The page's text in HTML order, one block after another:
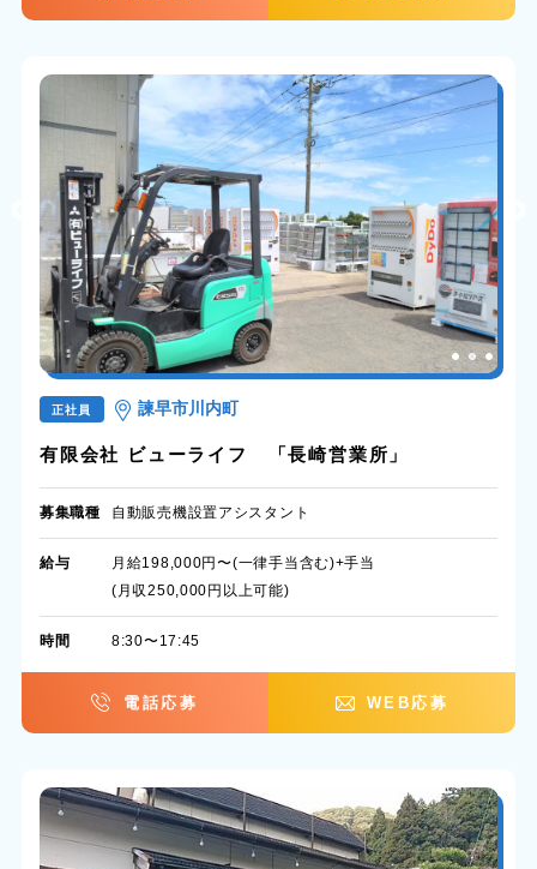
正社員 諫早市川内町
有限会社 ビューライフ 「長崎営業所」
募集職種 自動販売機設置アシスタント
給与
月給198,000円〜(一律手当含む)+手当
(月収250,000円以上可能)
時間 8:30〜17:45
電話応募 WEB応募